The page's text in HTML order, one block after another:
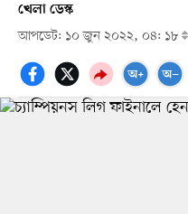
খেলা ডেস্ক
আপডেট: ১০ জুন ২০২২, ০৪: ১৮